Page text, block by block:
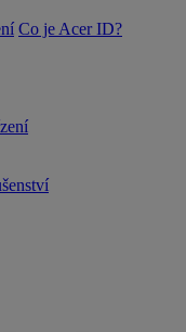
Co je Acer ID?